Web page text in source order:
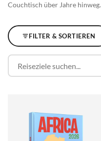
Couchtisch über Jahre hinweg.
FILTER & SORTIEREN